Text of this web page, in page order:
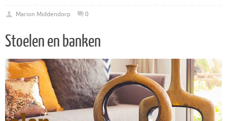
Marion Middendorp 0
Stoelen en banken